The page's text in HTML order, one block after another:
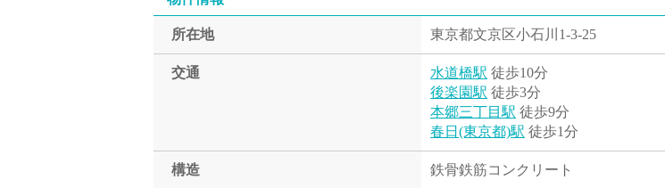
所在地 東京都文京区小石川1-3-25
交通 水道橋駅 徒歩10分
後楽園駅 徒歩3分
本郷三丁目駅 徒歩9分
春日(東京都)駅 徒歩1分
構造 鉄骨鉄筋コンクリート